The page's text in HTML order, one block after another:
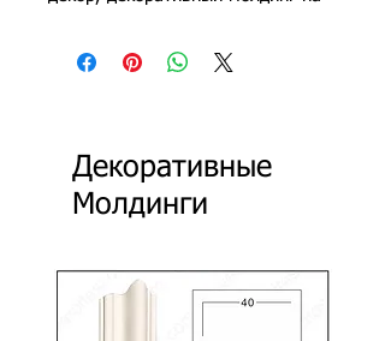
полиуретана
Декоративные
Молдинги